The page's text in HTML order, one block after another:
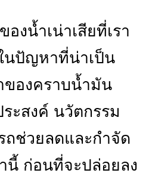
งน้ำเน่าเสียที่เรา
นปัญหาที่น่าเป็น
องคราบน้ำมัน
ะสงค์ นวัตกรรม
ถช่วยลดและกำจัด
นี้ ก่อนที่จะปล่อยลง